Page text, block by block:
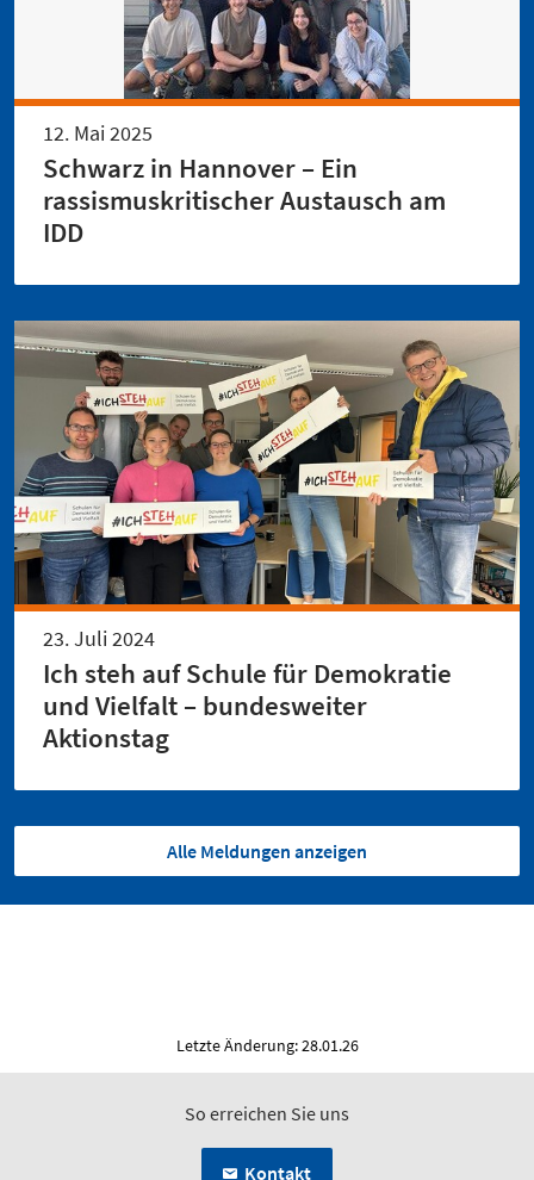
12. Mai 2025
Schwarz in Hannover – Ein
rassismuskritischer Austausch am
IDD
23. Juli 2024
Ich steh auf Schule für Demokratie
und Vielfalt – bundesweiter
Aktionstag
Alle Meldungen anzeigen
Letzte Änderung: 28.01.26
So erreichen Sie uns
Kontakt